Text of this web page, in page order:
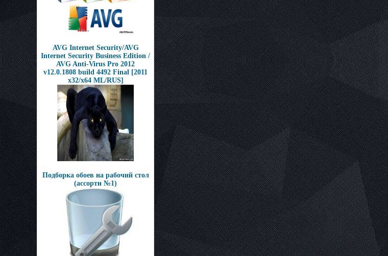
AVG Internet Security/AVG
Internet Security Business Edition /
AVG Anti-Virus Pro 2012
v12.0.1808 build 4492 Final [2011
x32/x64 ML/RUS]
Подборка обоев на рабочий стол
(ассорти №1)